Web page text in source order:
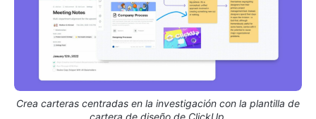
Crea carteras centradas en la investigación con la plantilla de
cartera de diseño de ClickUp.